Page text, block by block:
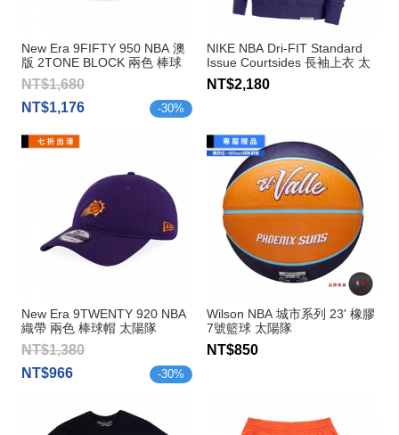
New Era 9FIFTY 950 NBA 澳
版 2TONE BLOCK 兩色 棒球
帽 太陽隊
NT$1,680
NT$1,176
-30%
NIKE NBA Dri-FIT Standard
Issue Courtsides 長袖上衣 太
陽隊
NT$2,180
New Era 9TWENTY 920 NBA
織帶 兩色 棒球帽 太陽隊
NT$1,380
NT$966
-30%
Wilson NBA 城市系列 23' 橡膠
7號籃球 太陽隊
NT$850